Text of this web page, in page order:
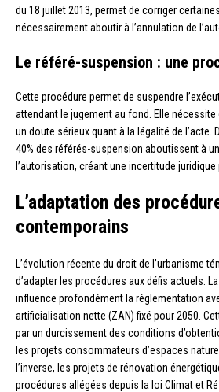
du 18 juillet 2013, permet de corriger
nécessairement aboutir à l’annulation de
Le référé-suspension : une
Cette procédure permet de suspendre
attendant le jugement au fond. Elle nécessite
un doute sérieux quant à la légalité de l’acte.
40% des référés-suspension aboutissent à
l’autorisation, créant une incertitude
L’adaptation des
contemporains
L’évolution récente du droit de l’urbanisme
d’adapter les procédures aux défis actuels. La
influence profondément la réglementation
artificialisation nette (ZAN) fixé pour 2050.
par un durcissement des conditions
les projets consommateurs d’espaces
l’inverse, les projets de rénovation
procédures allégées depuis la loi Climat et